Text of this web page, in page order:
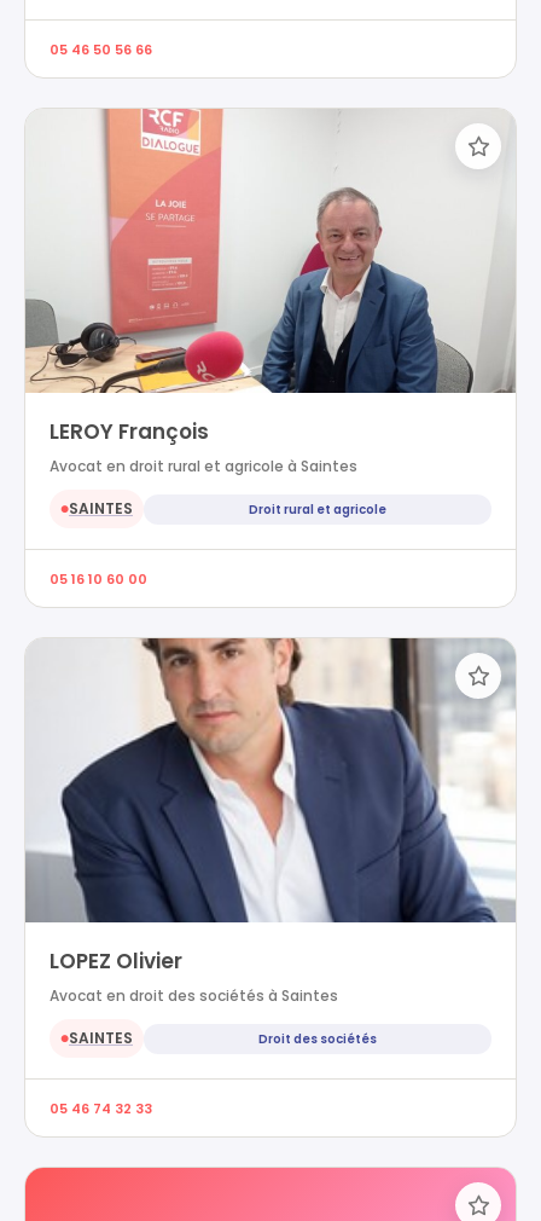
05 46 50 56 66
LEROY François
Avocat en droit rural et agricole à Saintes
●SAINTES Droit rural et agricole
05 16 10 60 00
LOPEZ Olivier
Avocat en droit des sociétés à Saintes
●SAINTES Droit des sociétés
05 46 74 32 33